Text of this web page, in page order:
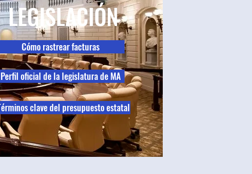
LEGISLACIÓN
Cómo rastrear facturas
Perfil oficial de la legislatura de MA
clave del presupuesto estatal